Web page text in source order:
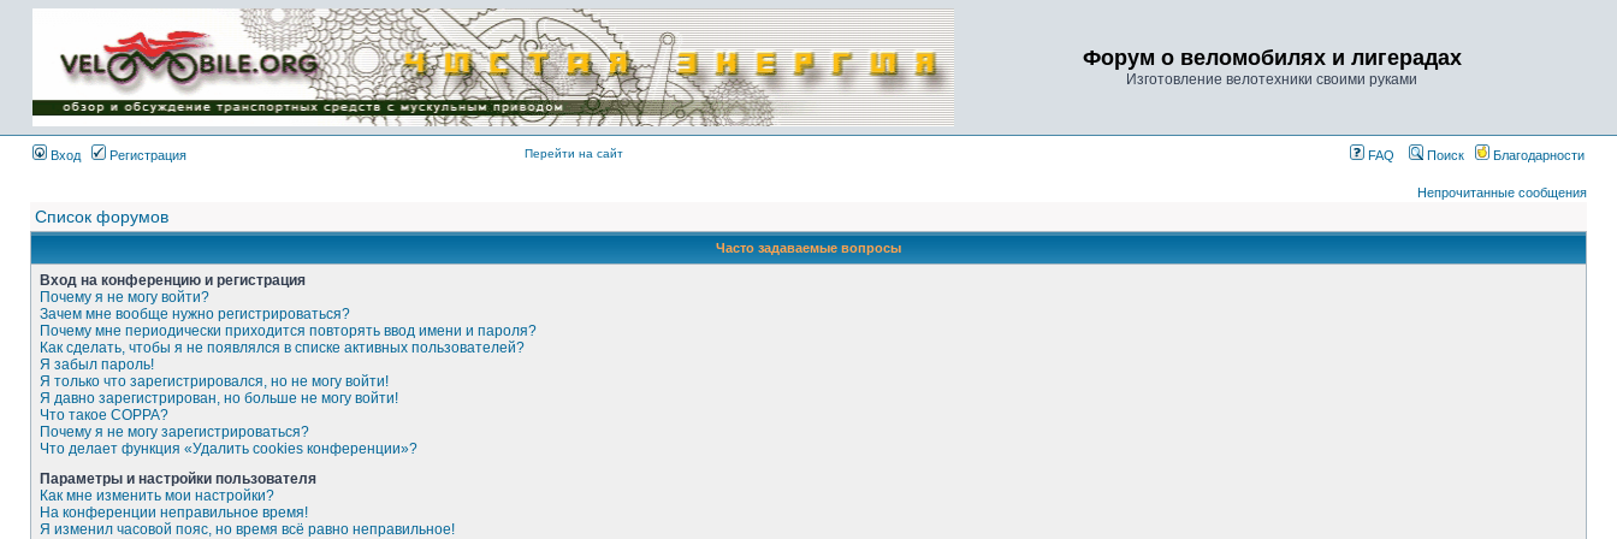
Имя пользователя:
Пароль:
{ LOG_ME_IN_SHORT
}
Форум о веломобилях и лигерадах
Изготовление велотехники своими руками
Вход Регистрация Перейти на сайт FAQ Поиск Благодарности
Непрочитанные сообщения
Список форумов
Часто задаваемые вопросы
Вход на конференцию и регистрация
Почему я не могу войти?
Зачем мне вообще нужно регистрироваться?
Почему мне периодически приходится повторять ввод имени и пароля?
Как сделать, чтобы я не появлялся в списке активных пользователей?
Я забыл пароль!
Я только что зарегистрировался, но не могу войти!
Я давно зарегистрирован, но больше не могу войти!
Что такое COPPA?
Почему я не могу зарегистрироваться?
Что делает функция «Удалить cookies конференции»?
Параметры и настройки пользователя
Как мне изменить мои настройки?
На конференции неправильное время!
Я изменил часовой пояс, но время всё равно неправильное!